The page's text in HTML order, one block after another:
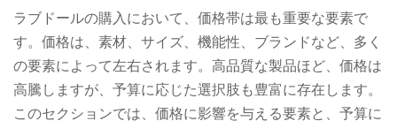
ラブドールの購入において、価格帯は最も重要な要素で
す。価格は、素材、サイズ、機能性、ブランドなど、多く
の要素によって左右されます。高品質な製品ほど、価格は
高騰しますが、予算に応じた選択肢も豊富に存在します。
このセクションでは、価格に影響を与える要素と、予算に